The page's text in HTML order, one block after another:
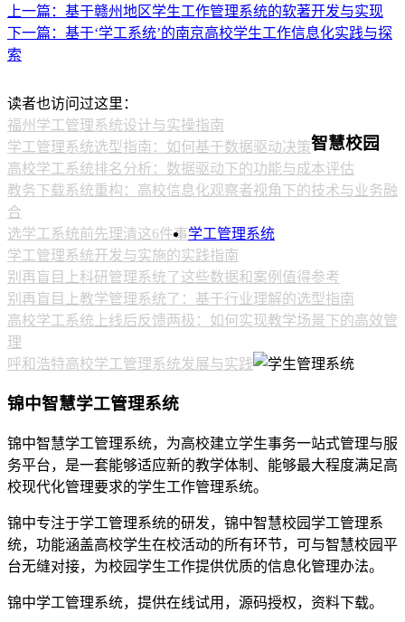
上一篇：基于赣州地区学生工作管理系统的软著开发与实现
下一篇：基于‘学工系统’的南京高校学生工作信息化实践与探
索
读者也访问过这里：
福州学工管理系统设计与实操指南
学工管理系统选型指南：如何基于数据驱动决策
高校学工系统排名分析：数据驱动下的功能与成本评估
教务下载系统重构：高校信息化观察者视角下的技术与业务融
合
选学工系统前先理清这6件事
学工管理系统开发与实施的实践指南
别再盲目上科研管理系统了这些数据和案例值得参考
别再盲目上教学管理系统了：基于行业理解的选型指南
高校学工系统上线后反馈两极：如何实现教学场景下的高效管
理
呼和浩特高校学工管理系统发展与实践
智慧校园
学工管理系统
锦中智慧学工管理系统
锦中智慧学工管理系统，为高校建立学生事务一站式管理与服
务平台，是一套能够适应新的教学体制、能够最大程度满足高
校现代化管理要求的学生工作管理系统。
锦中专注于学工管理系统的研发，锦中智慧校园学工管理系
统，功能涵盖高校学生在校活动的所有环节，可与智慧校园平
台无缝对接，为校园学生工作提供优质的信息化管理办法。
锦中学工管理系统，提供在线试用，源码授权，资料下载。